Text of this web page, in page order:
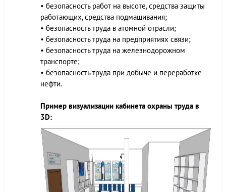
• безопасность работ на высоте, средства защиты
работающих, средства подмащивания;
• безопасность труда в атомной отрасли;
• безопасность труда на предприятиях связи;
• безопасность труда на железнодорожном
транспорте;
• безопасность труда при добыче и переработке
нефти.
Пример визуализации кабинета охраны труда в
3D: